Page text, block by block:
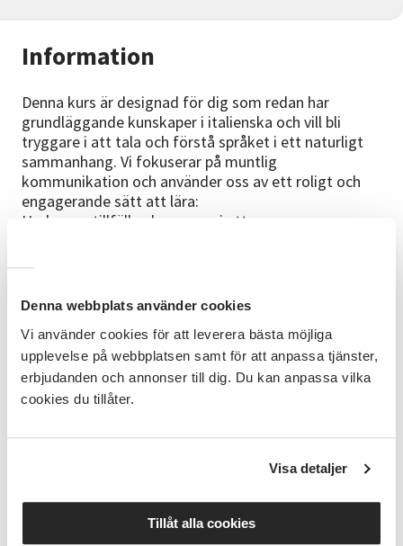
Denna webbplats använder cookies
Vi använder cookies för att leverera bästa möjliga
upplevelse på webbplatsen samt för att anpassa tjänster,
erbjudanden och annonser till dig. Du kan anpassa vilka
cookies du tillåter.
Visa detaljer
Tillåt alla cookies
Information
Denna kurs är designad för dig som redan har
grundläggande kunskaper i italienska och vill bli
tryggare i att tala och förstå språket i ett naturligt
sammanhang. Vi fokuserar på muntlig
kommunikation och använder oss av ett roligt och
engagerande sätt att lära:
Under sex tillfällen kommer vi att:
hörförståelse.
Förstå den Italienska kulturen för att du skall kunna
känna dig bekväm på resan.
Förbättra ditt uttal och din meningsbyggnad: Genom
att aktivt använda språket i meningsfulla
konversationer.
Kursdetaljer
Antal tillfällen: 7 gånger gånger 2 lektionstimmar á
Fokus: Konversationsitalienska, hörförståelse,